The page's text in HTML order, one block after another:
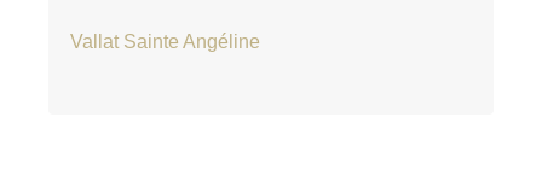
Vallat Sainte Angéline